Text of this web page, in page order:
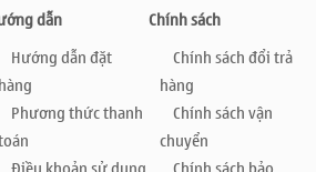
dẫn
Hướng dẫn đặt
hàng
Phương thức thanh
Chính sách
Chính sách đổi trả
hàng
Chính sách vận
chuyển